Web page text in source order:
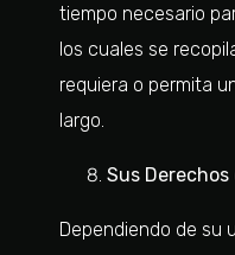
tiempo necesario
los cuales se
requiera o permita
largo.
Sus
Dependiendo de su